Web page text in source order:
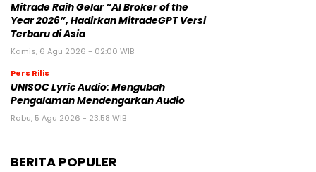
Mitrade Raih Gelar “AI Broker of the
Year 2026”, Hadirkan MitradeGPT Versi
Terbaru di Asia
Kamis, 6 Agu 2026 - 02:00 WIB
Pers Rilis
UNISOC Lyric Audio: Mengubah
Pengalaman Mendengarkan Audio
Rabu, 5 Agu 2026 - 23:58 WIB
BERITA POPULER